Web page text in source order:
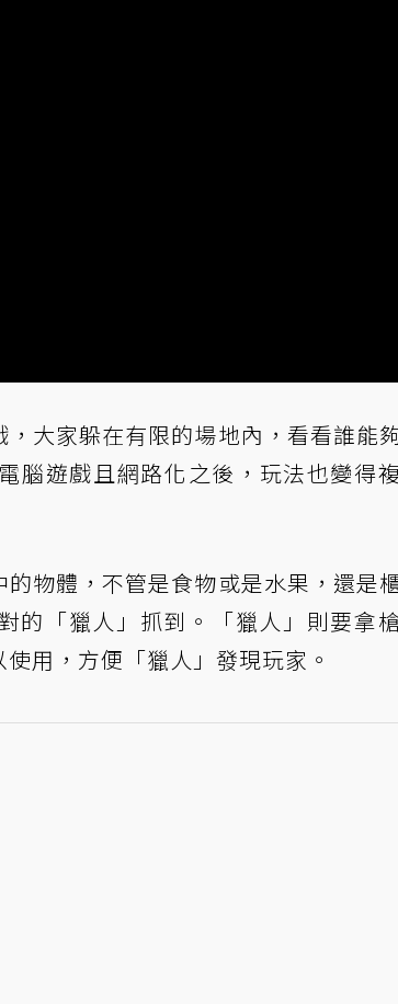
大家躲在有限的場地內，看看誰能
腦遊戲且網路化之後，玩法也變得
物體，不管是食物或是水果，還是
的「獵人」抓到。「獵人」則要拿
用，方便「獵人」發現玩家。